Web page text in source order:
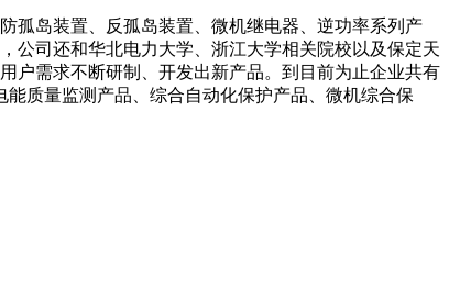
孤岛装置、反孤岛装置、微机继电器、逆功率系列产
公司还和华北电力大学、浙江大学相关院校以及保定天
户需求不断研制、开发出新产品。到目前为止企业共有
质量监测产品、综合自动化保护产品、微机综合保